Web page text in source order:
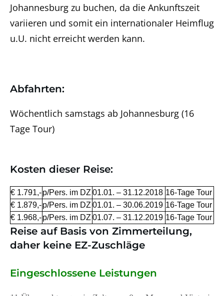
Johannesburg zu buchen, da die Ankunftszeit
variieren und somit ein internationaler Heimflug
u.U. nicht erreicht werden kann.
Abfahrten:
Wöchentlich samstags ab Johannesburg (16
Tage Tour)
Kosten dieser Reise:
€ 1.791,-p/Pers. im DZ 01.01. – 31.12.2018 16-Tage Tour
€ 1.879,-p/Pers. im DZ 01.01. – 30.06.2019 16-Tage Tour
€ 1.968,-p/Pers. im DZ 01.07. – 31.12.2019 16-Tage Tour
Reise auf Basis von Zimmerteilung,
daher keine EZ-Zuschläge
Eingeschlossene Leistungen